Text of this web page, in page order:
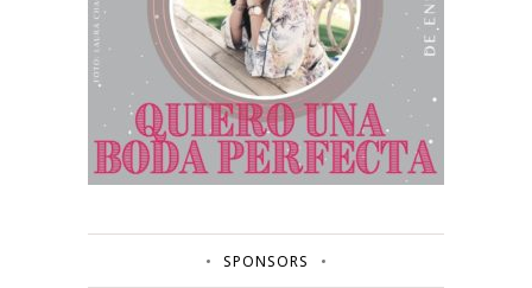
SPONSORS